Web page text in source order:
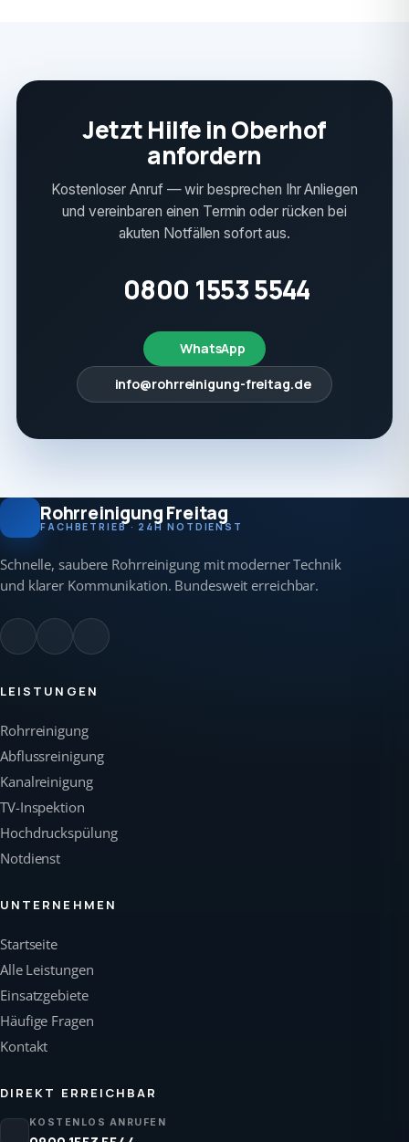
Jetzt Hilfe in Oberhof
anfordern
Kostenloser Anruf — wir besprechen Ihr Anliegen
und vereinbaren einen Termin oder rücken bei
akuten Notfällen sofort aus.
0800 1553 5544
WhatsApp
info@rohrreinigung-freitag.de
Rohrreinigung Freitag
FACHBETRIEB · 24H NOTDIENST
Schnelle, saubere Rohrreinigung mit moderner Technik
und klarer Kommunikation. Bundesweit erreichbar.
LEISTUNGEN
Rohrreinigung
Abflussreinigung
Kanalreinigung
TV-Inspektion
Hochdruckspülung
Notdienst
UNTERNEHMEN
Startseite
Alle Leistungen
Einsatzgebiete
Häufige Fragen
Kontakt
DIREKT ERREICHBAR
KOSTENLOS ANRUFEN